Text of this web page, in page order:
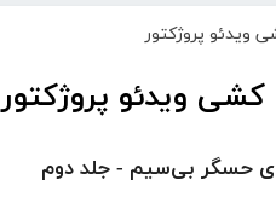
پروژکتور
ویدئو پروژکتور
حسگر بی‌سیم - جلد دوم